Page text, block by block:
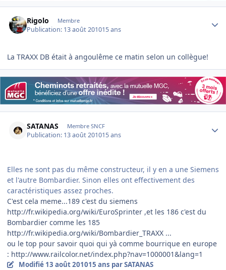
Rigolo Membre
Publication: 13 août 201015 ans
La TRAXX DB était à angoulême ce matin selon un collègue!
SATANAS Membre SNCF
Publication: 13 août 201015 ans
Elles ne sont pas du même constructeur, il y en a une Siemens
et l'autre Bombardier. Sinon elles ont effectivement des
caractéristiques assez proches.
C'est cela meme...189 c'est du siemens
http://fr.wikipedia.org/wiki/EuroSprinter ,et les 186 c'est du
Bombardier comme les 185
http://fr.wikipedia.org/wiki/Bombardier_TRAXX ...
ou le top pour savoir quoi qui yà comme bourrique en europe
: http://www.railcolor.net/index.php?nav=1000001&lang=1
Modifié 13 août 201015 ans par SATANAS